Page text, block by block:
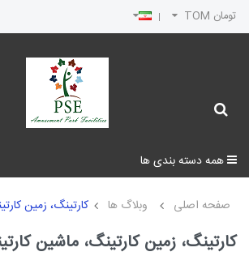
تومان TOM
صفحه اصلی وبلاگ ها کارتینگ، زمین
کارتینگ، زمین کارتینگ، ماشین